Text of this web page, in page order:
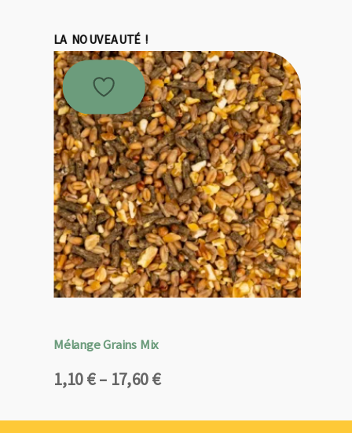
19,95 €.
17,96 €.
LA NOUVEAUTÉ !
Mélange Grains Mix
1,10€– 17,60€
Plage
prix :